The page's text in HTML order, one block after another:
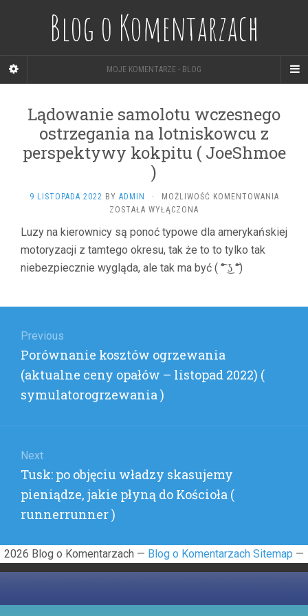
Blog o Komentarzach
MOJE KOMENTARZE - BLOG
Lądowanie samolotu wczesnego
ostrzegania na lotniskowcu z
perspektywy kokpitu ( JoeShmoe
)
9 LISTOPADA 2022 BY ADMIN · MOŻLIWOŚĆ KOMENTOWANIA
ZOSTAŁA WYŁĄCZONA
Luzy na kierownicy są ponoć typowe dla amerykańskiej
motoryzacji z tamtego okresu, tak że to to tylko tak
niebezpiecznie wygląda, ale tak ma być ( ͡° ͜ʖ ͡°)
wpisu
Previous
Previous
post:
Porównanie kosztów ogrzewania
(aktualne ceny opałów – listopad 2022) (
symulatorogrzewania )
Next
Next
post:
Tusk: po objęciu władzy skasujemy
pieniądze, jakie płyną do Kościoła (
runnerrunner )
2026 Blog o Komentarzach — Blog o Komentarzach Sitemap —